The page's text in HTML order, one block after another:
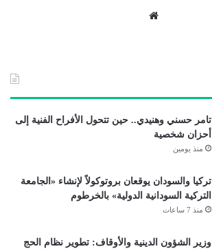
تامر حسني وهنيدي.. حين تتحول الأفراح الفنية إلى
أحزان شخصية
منذ يومين
تركيا والسودان يوقعان بروتوكولاً لإنشاء «الجامعة
التركية السودانية الدولية» بالخرطوم
منذ 7 ساعات
وزير الشؤون الدينية والأوقاف: تطوير نظام الحج